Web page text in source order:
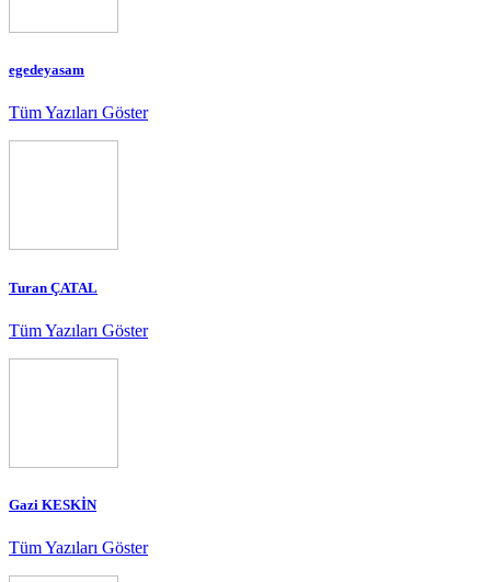
egedeyasam
Tüm Yazıları Göster
Turan ÇATAL
Tüm Yazıları Göster
Gazi KESKİN
Tüm Yazıları Göster